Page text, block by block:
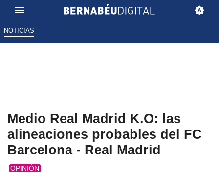
NOTICIAS
Medio Real Madrid K.O: las
alineaciones probables del FC
Barcelona - Real Madrid
OPINIÓN